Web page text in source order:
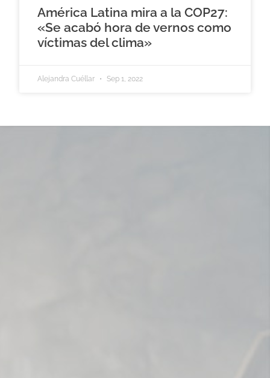
América Latina mira a la COP27:
«Se acabó hora de vernos como
víctimas del clima»
Alejandra Cuéllar Sep 1, 2022